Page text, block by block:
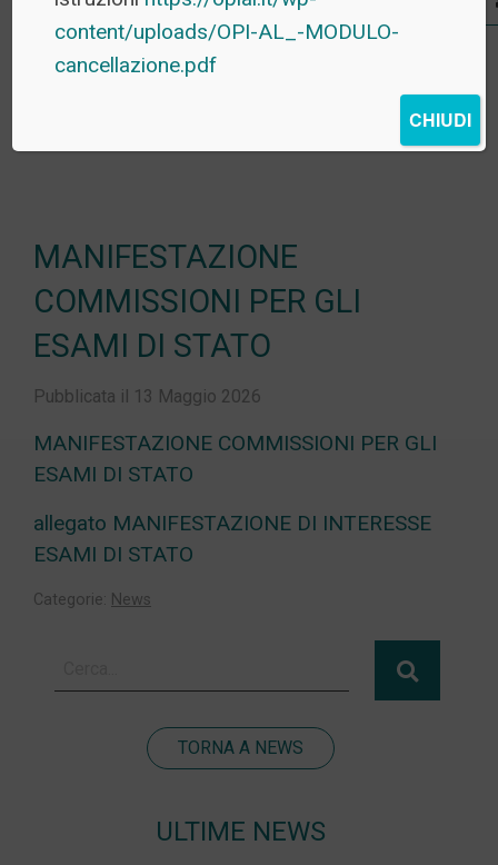
MANIFESTAZIONE
COMMISSIONI PER GLI
ESAMI DI STATO
Pubblicata il 13 Maggio 2026
MANIFESTAZIONE COMMISSIONI PER GLI
ESAMI DI STATO
allegato MANIFESTAZIONE DI INTERESSE
ESAMI DI STATO
Categorie: News
TORNA A NEWS
ULTIME NEWS
content/uploads/OPI-AL_-MODULO-
cancellazione.pdf
CHIUDI